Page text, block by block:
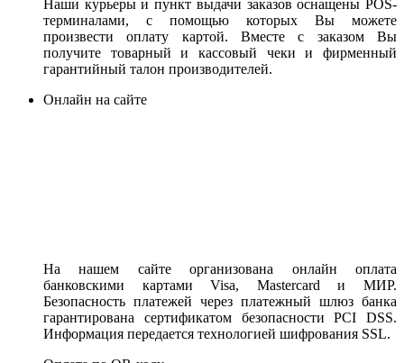
Наши курьеры и пункт выдачи заказов оснащены POS-
терминалами, с помощью которых Вы можете
произвести оплату картой. Вместе с заказом Вы
получите товарный и кассовый чеки и фирменный
гарантийный талон производителей.
Онлайн на сайте
На нашем сайте организована онлайн оплата
банковскими картами Visa, Mastercard и МИР.
Безопасность платежей через платежный шлюз банка
гарантирована сертификатом безопасности PCI DSS.
Информация передается технологией шифрования SSL.